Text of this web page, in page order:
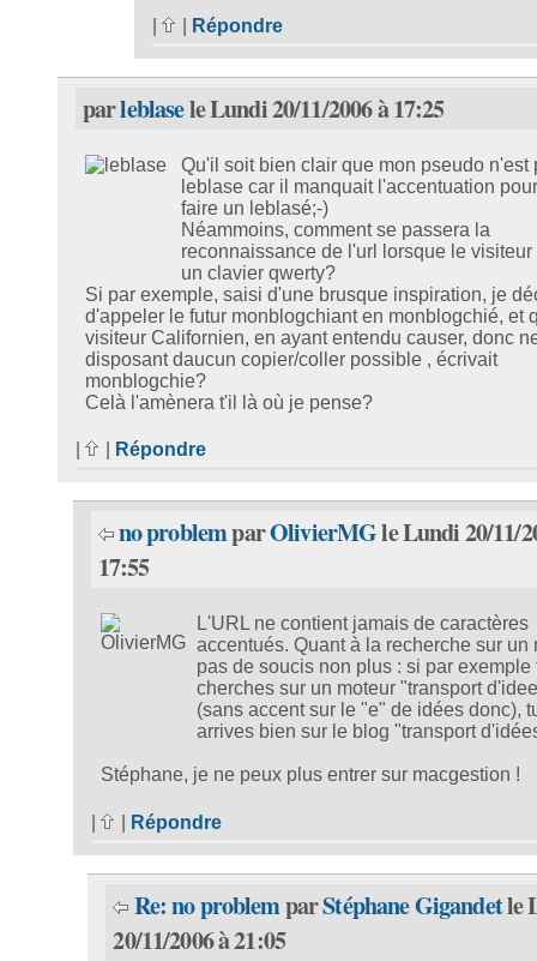
Répondre
parleblasele Lundi 20/11/2006 à 17:25
Qu'il soit bien clair que mon pseudo n'est
leblase car il manquait l'accentuation
faire un leblasé;-)
Néammoins, comment se passera la
reconnaissance de l'url lorsque le visiteur
un clavier qwerty?
Si par exemple, saisi d'une brusque inspiration, je
d'appeler le futur monblogchiant en monblogchié, et
visiteur Californien, en ayant entendu causer, donc
disposant daucun copier/coller possible , écrivait
monblogchie?
Celà l'amènera t'il là où je pense?
Répondre
no problemparOlivierMGle Lundi 20/11/
17:55
L'URL ne contient jamais de caractères
accentués. Quant à la recherche sur un
pas de soucis non plus : si par exemple
cherches sur un moteur "transport
(sans accent sur le "e" de idées donc),
arrives bien sur le blog "transport
Stéphane, je ne peux plus entrer sur macgestion !
Répondre
Re: no problemparStéphane Gigandetle
20/11/2006 à 21:05